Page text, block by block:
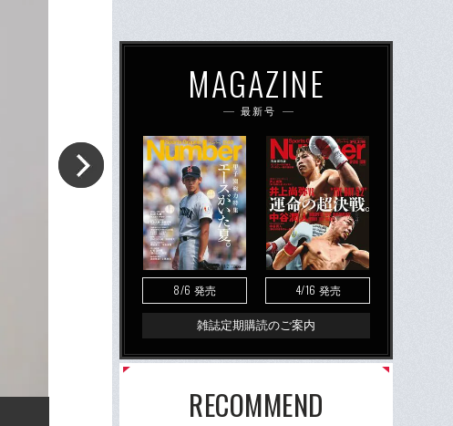
MAGAZINE
最新号
8/6 発売 4/16 発売
雑誌定期購読のご案内
RECOMMEND